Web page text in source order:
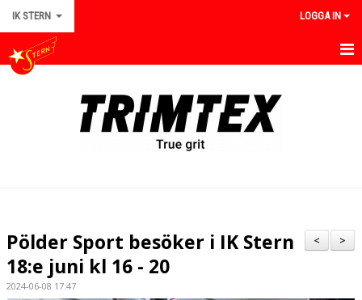
IK STERN LOGGA IN
DOKUMENT
KONTAKT
>
<
Pölder Sport besöker i IK Stern
18:e juni kl 16 - 20
2024-06-08 17:47